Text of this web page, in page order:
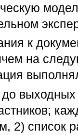
к
на
2) список